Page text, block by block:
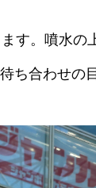
す。噴水の
ち合わせの